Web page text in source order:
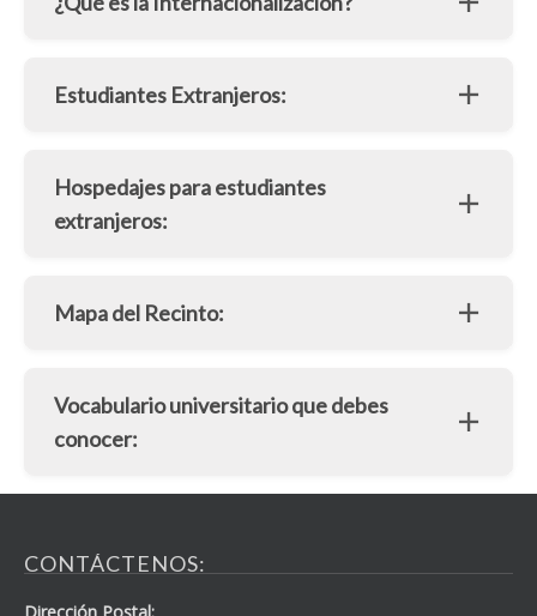
Estudiantes Extranjeros:
Hospedajes para estudiantes
extranjeros:
Mapa del Recinto:
Vocabulario universitario que debes
conocer:
CONTÁCTENOS:
Dirección Postal: